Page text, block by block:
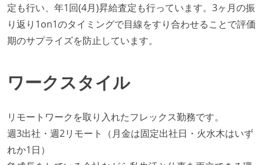
定も行い、年1回(4月)昇給査定も行っています。3ヶ月の振
り返り1on1のタイミングで目線をすり合わせることで評価
期のサプライズを防止しています。
ワークスタイル
リモートワークを取り入れたフレックス勤務です。
週3出社・週2リモート（月金は固定出社日・火水木はいず
れか1日）